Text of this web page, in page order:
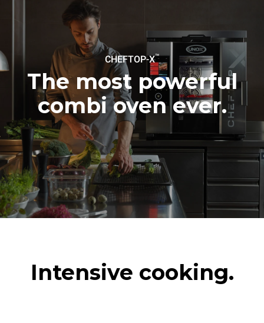
假设每天使用烤箱(365天/年)：
6次满载烤鸡
6 次满载蒸汽烹饪
7次长时清洗
CHEFTOP-X™
The most powerful
combi oven ever.
Intensive cooking.